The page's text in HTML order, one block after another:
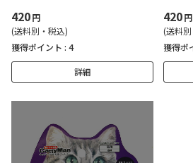
420円
(送料別・税込)
獲得ポイント : 4
詳細
420円
(送料
獲得ポ